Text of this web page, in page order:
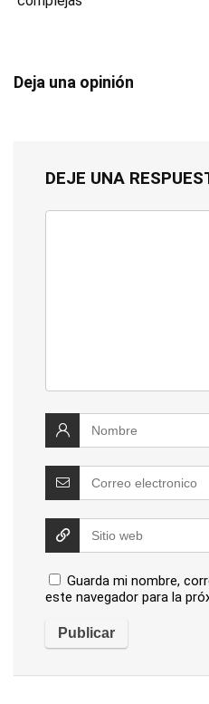
Deja una opinión
DEJE UNA
Guarda mi nombre,
este navegador para la